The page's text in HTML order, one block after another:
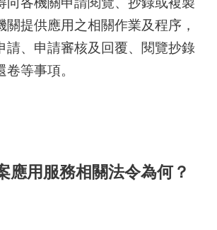
關提供應用之相關作業及程序，
請、申請審核及回覆、閱覽抄錄
等事項。
應用服務相關法令為何？